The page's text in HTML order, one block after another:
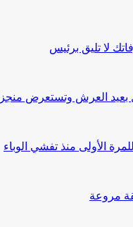
لا تليق برئيس
العرش وتستعرض منجزات
مروعة